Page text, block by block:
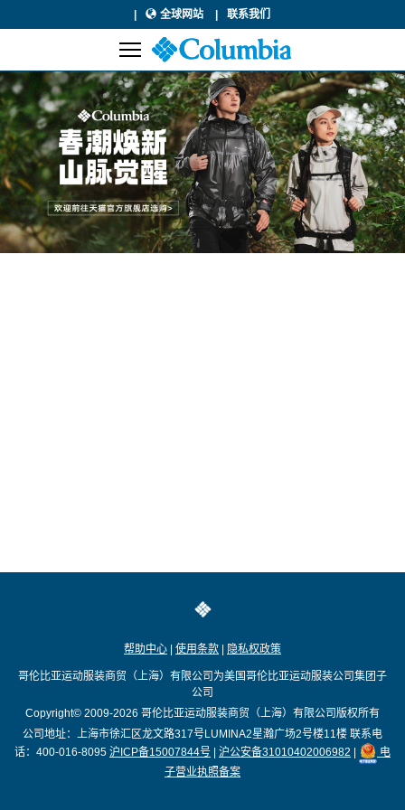
全球网站 联系我们
帮助中心 使用条款 隐私权政策
哥伦比亚运动服装商贸（上海）有限公司为美国哥伦比亚运动服装公司集团子
公司
Copyright© 2009-2026 哥伦比亚运动服装商贸（上海）有限公司版权所有
公司地址：上海市徐汇区龙文路317号LUMINA2星瀚广场2号楼11楼 联系电
话：400-016-8095 沪ICP备15007844号 沪公安备31010402006982
电
子营业执照备案